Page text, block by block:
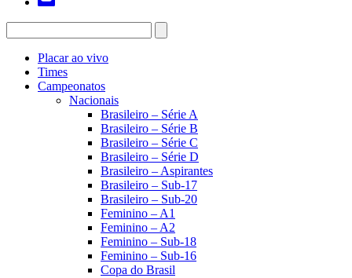
Placar ao vivo
Times
Campeonatos
Nacionais
Brasileiro – Série A
Brasileiro – Série B
Brasileiro – Série C
Brasileiro – Série D
Brasileiro – Aspirantes
Brasileiro – Sub-17
Brasileiro – Sub-20
Feminino – A1
Feminino – A2
Feminino – Sub-18
Feminino – Sub-16
Copa do Brasil